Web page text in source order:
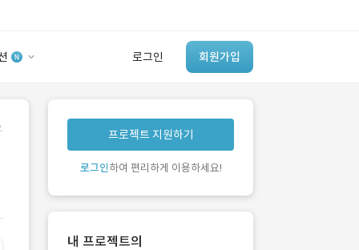
로그인 회원가입
유사사례 검색 AI
‘이런 거’ 만들어본
개발 회사 있어?
프로젝트 지원하기
로그인하여 편리하게 이용하세요!
내 프로젝트의